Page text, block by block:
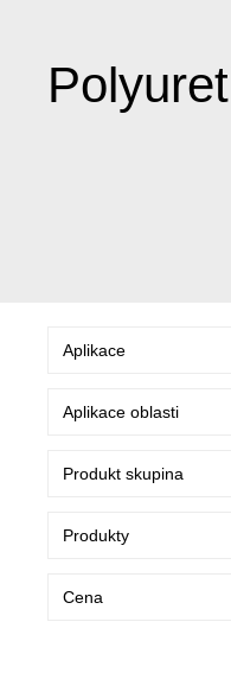
Aplikace
Aplikace oblasti
Produkt skupina
Produkty
Cena